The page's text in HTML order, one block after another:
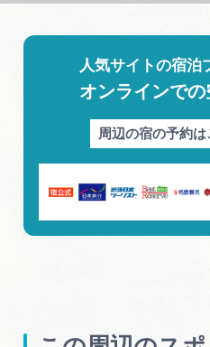
人気サイトの宿泊
オンラインで
周辺の宿の予約